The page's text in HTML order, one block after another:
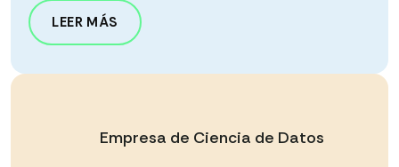
LEER MÁS
Empresa de Ciencia de Datos